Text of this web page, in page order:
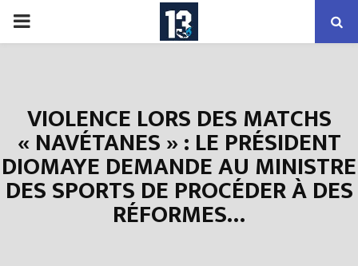
PRIMARY
VIOLENCE LORS DES MATCHS
« NAVÉTANES » : LE PRÉSIDENT
DIOMAYE DEMANDE AU MINISTRE
DES SPORTS DE PROCÉDER À DES
RÉFORMES…